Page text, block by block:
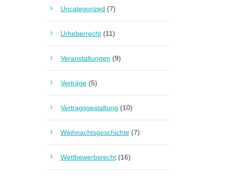
Uncategorized (7)
Urheberrecht(11)
Veranstaltungen (9)
Verträge(5)
Vertragsgestaltung (10)
Weihnachtsgeschichte(7)
Wettbewerbsrecht(16)